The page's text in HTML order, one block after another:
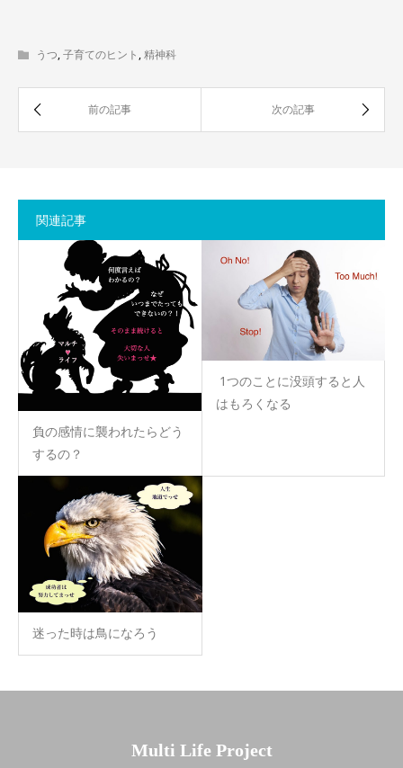
うつ,子育てのヒント ,精神科
関連記事
負の感情に襲われたらどう
するの？
​ 1つのことに没頭すると人
はもろくなる
迷った時は鳥になろう
Multi Life Project